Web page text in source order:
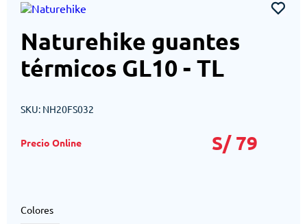
Naturehike guantes
térmicos GL10 - TL
SKU: NH20FS032
S/ 79
Colores